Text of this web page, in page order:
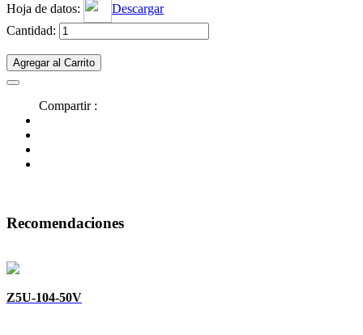
Hoja de datos:
Descargar
Cantidad:
Agregar al Carrito
Compartir :
Recomendaciones
Z5U-104-50V